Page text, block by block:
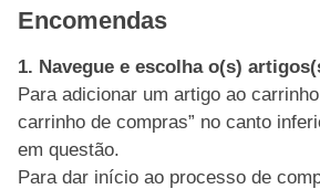
Encomendas
1. Navegue e escolha o(s)
Para adicionar um artigo ao
carrinho de compras” no canto
em questão.
Para dar início ao processo de